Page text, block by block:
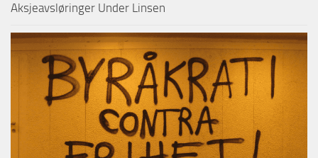
Aksjeavsløringer Under Linsen